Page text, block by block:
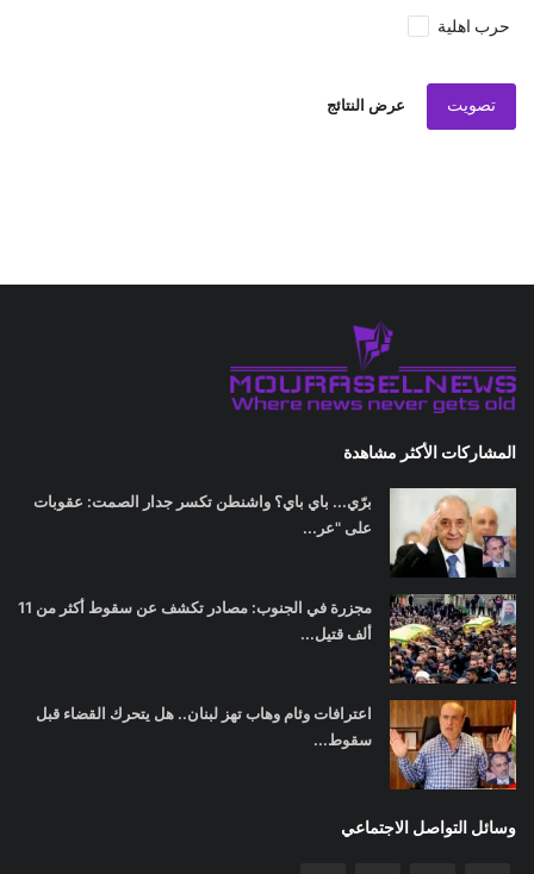
حرب اهلية
تصويت عرض النتائج
المشاركات الأكثر مشاهدة
برّي... باي باي؟ واشنطن تكسر جدار الصمت: عقوبات
على "عر...
مجزرة في الجنوب: مصادر تكشف عن سقوط أكثر من 11
ألف قتيل...
اعترافات وئام وهاب تهز لبنان.. هل يتحرك القضاء قبل
سقوط...
وسائل التواصل الاجتماعي